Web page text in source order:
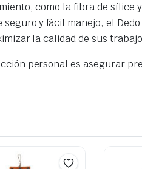
como la fibra de
y fácil manejo, el
la calidad de sus
personal es asegurar